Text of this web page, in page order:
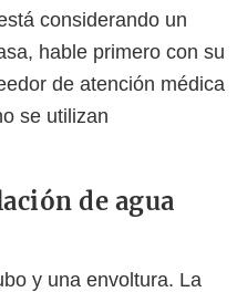
considerando un
hable primero con su
de atención médica
se utilizan
de agua
y una envoltura. La